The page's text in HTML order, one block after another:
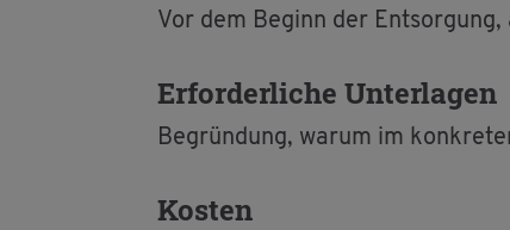
Vor dem Be­ginn der
Er­for­der­li­che Un­ter­la­gen
Be­grün­dung, warum im
Kos­ten